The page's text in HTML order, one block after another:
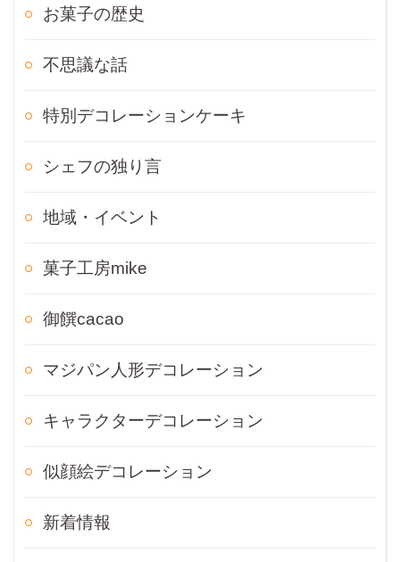
お菓子の歴史
不思議な話
特別デコレーションケーキ
シェフの独り言
地域・イベント
菓子工房mike
御饌cacao
マジパン人形デコレーション
キャラクターデコレーション
似顔絵デコレーション
新着情報